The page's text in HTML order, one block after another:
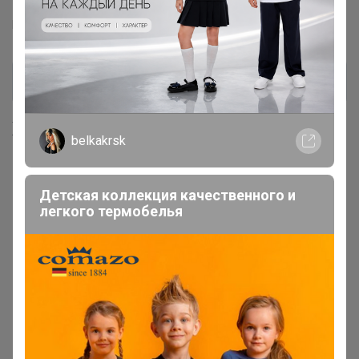
Элита™
Nuovo vita™ Lady Fleur™
Дива Шарм™
Валерия™
Орхидея™ ilike™
Хиты продаж
М35 Новое время бюст
Хит
680р
М17 Новое время бюст
belkakrsk
Детская коллекция качественного и
легкого термобелья